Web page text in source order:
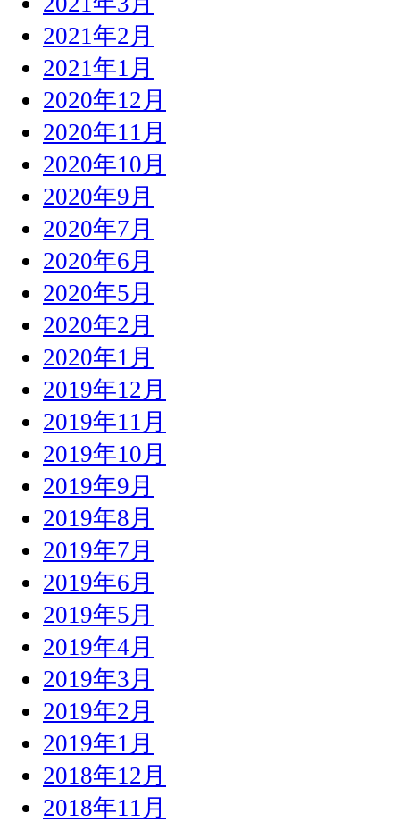
2021年2月
2021年1月
2020年12月
2020年11月
2020年10月
2020年9月
2020年7月
2020年6月
2020年5月
2020年2月
2020年1月
2019年12月
2019年11月
2019年10月
2019年9月
2019年8月
2019年7月
2019年6月
2019年5月
2019年4月
2019年3月
2019年2月
2019年1月
2018年12月
2018年11月